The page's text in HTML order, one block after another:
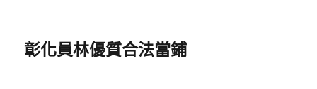
彰化員林優質合法當鋪